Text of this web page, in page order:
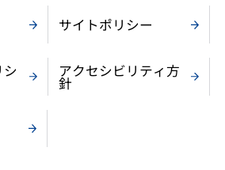
サイトポリシー
シ アクセシビリティ方
針